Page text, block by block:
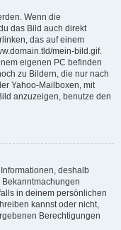
Wenn die
das Bild auch direkt
das auf einem
mein-bild.gif.
eigenen PC befinden
zu Bildern, die nur nach
Yahoo-Mailboxen, mit
anzuzeigen, benutze den
deshalb
in deinem persönlichen
kannst oder nicht,
Berechtigungen